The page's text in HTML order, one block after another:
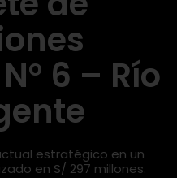
6 – Río
estratégico en un
en S/ 297 millones.